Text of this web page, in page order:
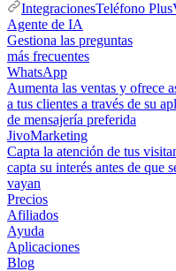
IntegracionesTeléfono Plus
Agente de IA
Gestiona las preguntas
más frecuentes
WhatsApp
Aumenta las ventas y ofrece
a tus clientes a través de su
de mensajería preferida
JivoMarketing
Capta la atención de tus
capta su interés antes de que
vayan
Precios
Afiliados
Ayuda
Aplicaciones
Blog